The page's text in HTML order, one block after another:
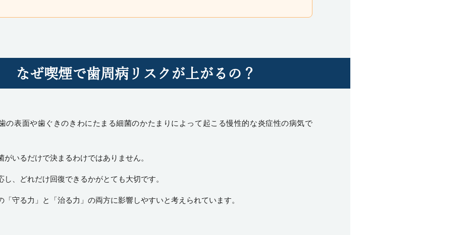
なぜ喫煙で歯周病リスクが上がるの？
の表面や歯ぐきのきわにたまる細菌のかたまりによって起こる慢性的な炎症性の病気で
がいるだけで決まるわけではありません。
し、どれだけ回復できるかがとても大切です。
「守る力」と「治る力」の両方に影響しやすいと考えられています。